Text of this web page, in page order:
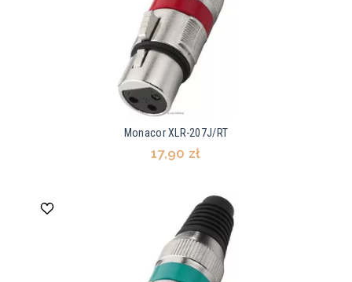
Monacor XLR-207J/RT
17,90 zł